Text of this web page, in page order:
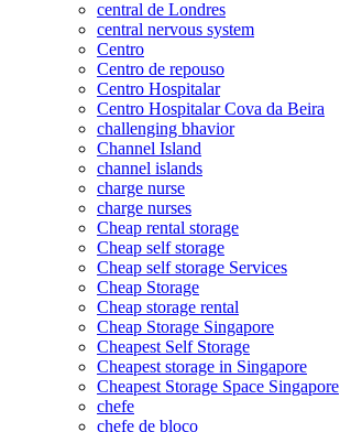
central de Londres
central nervous system
Centro
Centro de repouso
Centro Hospitalar
Centro Hospitalar Cova da Beira
challenging bhavior
Channel Island
channel islands
charge nurse
charge nurses
Cheap rental storage
Cheap self storage
Cheap self storage Services
Cheap Storage
Cheap storage rental
Cheap Storage Singapore
Cheapest Self Storage
Cheapest storage in Singapore
Cheapest Storage Space Singapore
chefe
chefe de bloco